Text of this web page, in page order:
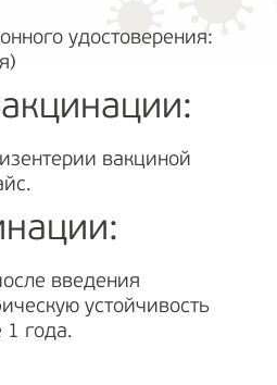
удостоверения:
вакциной
введения
устойчивость
1 года.